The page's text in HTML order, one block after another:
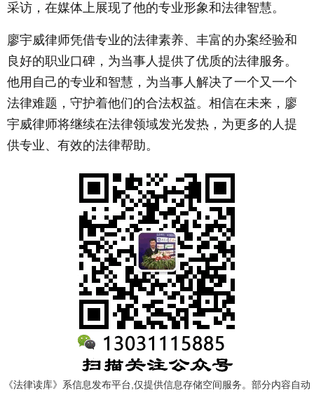
采访，在媒体上展现了他的专业形象和法律智慧。
廖宇威律师凭借专业的法律素养、丰富的办案经验和
良好的职业口碑，为当事人提供了优质的法律服务。
他用自己的专业和智慧，为当事人解决了一个又一个
法律难题，守护着他们的合法权益。相信在未来，廖
宇威律师将继续在法律领域发光发热，为更多的人提
供专业、有效的法律帮助。
《法律读库》系信息发布平台,仅提供信息存储空间服务。部分内容自动